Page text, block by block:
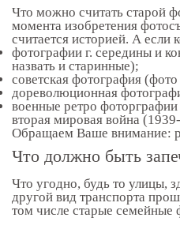
Что можно считать старой
момента изобретения
считается историей. А если
фотографии г. середины и
назвать и старинные);
советская фотография
дореволюционная
военные ретро
вторая мировая война
Обращаем Ваше внимание:
Что должно быть
Что угодно, будь то улицы,
другой вид транспорта
том числе старые семейные